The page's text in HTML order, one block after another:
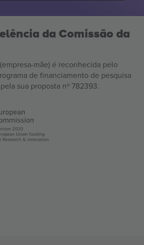
da Comissão da
mãe) é reconhecida pelo
de financiamento de pesquisa
sua proposta nº 782393.